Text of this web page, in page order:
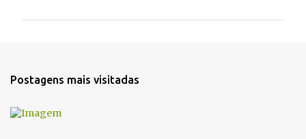
r
Postagens mais visitadas